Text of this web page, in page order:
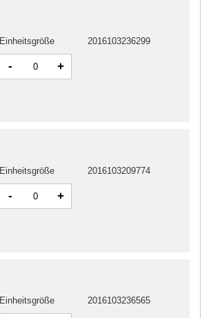
Einheitsgröße 2016103236299
- +
Einheitsgröße 2016103209774
- +
Einheitsgröße 2016103236565